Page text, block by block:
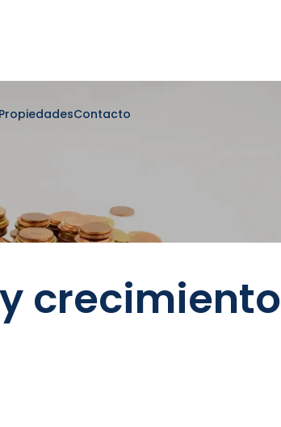
PropiedadesContacto
crecimiento